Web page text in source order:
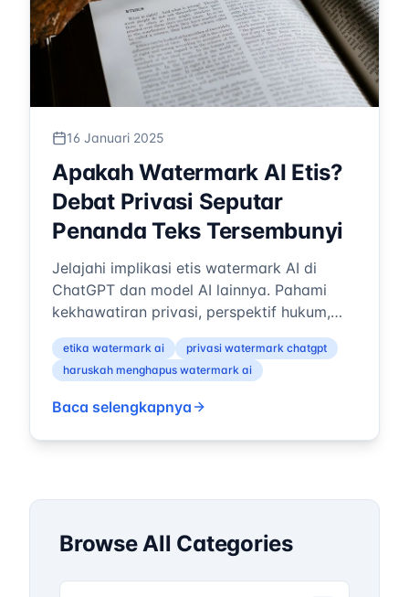
16 Januari 2025
Apakah Watermark AI Etis?
Debat Privasi Seputar
Penanda Teks Tersembunyi
Jelajahi implikasi etis watermark AI di
ChatGPT dan model AI lainnya. Pahami
kekhawatiran privasi, perspektif hukum,
dan debat seputar kontrol pengguna atas
kon...
etika watermark ai
privasi watermark chatgpt
haruskah menghapus watermark ai
Baca selengkapnya
Browse All Categories